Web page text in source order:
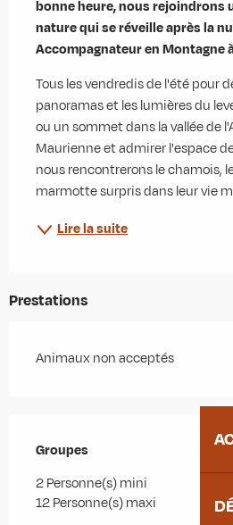
bonne heure, nous rejoindrons
nature qui se réveille après la
Accompagnateur en Montagne
Tous les vendredis de l'été pour
panoramas et les lumières du
ou un sommet dans la vallée de
Maurienne et admirer l'espace
nous rencontrerons le chamois,
marmotte surpris dans leur vie
Lire la suite
Prestations
Animaux non acceptés
Groupes
Groupes
2 Personne(s) mini
12 Personne(s) maxi